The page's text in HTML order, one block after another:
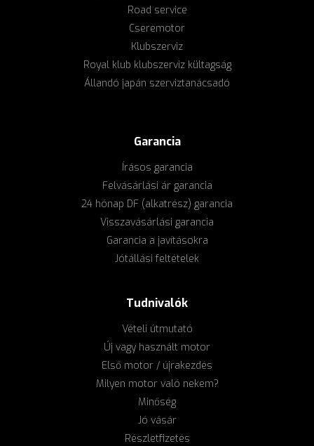
Road service
Cseremotor
Klubszerviz
Royal klub klubszerviz kültagság
Állandó japán szerviztanácsadó
Garancia
Írásos garancia
Felvásárlási ár garancia
24 hónap DF (alkatrész) garancia
Visszavásárlási garancia
Garancia a javításokra
Jótállási feltételek
Tudnivalók
Vételi útmutató
Új vagy használt motor
Első motor / újrakezdés
Milyen motor való nekem?
Minőség
Jó vásár
Részletfizetés